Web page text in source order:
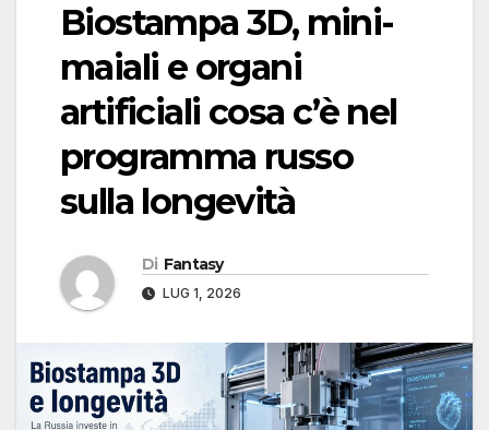
Biostampa 3D, mini-
maiali e organi
artificiali cosa c’è nel
programma russo
sulla longevità
Di Fantasy
LUG 1, 2026